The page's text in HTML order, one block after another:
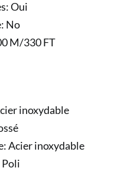
Oui
No
M/330 FT
inoxydable
Acier inoxydable